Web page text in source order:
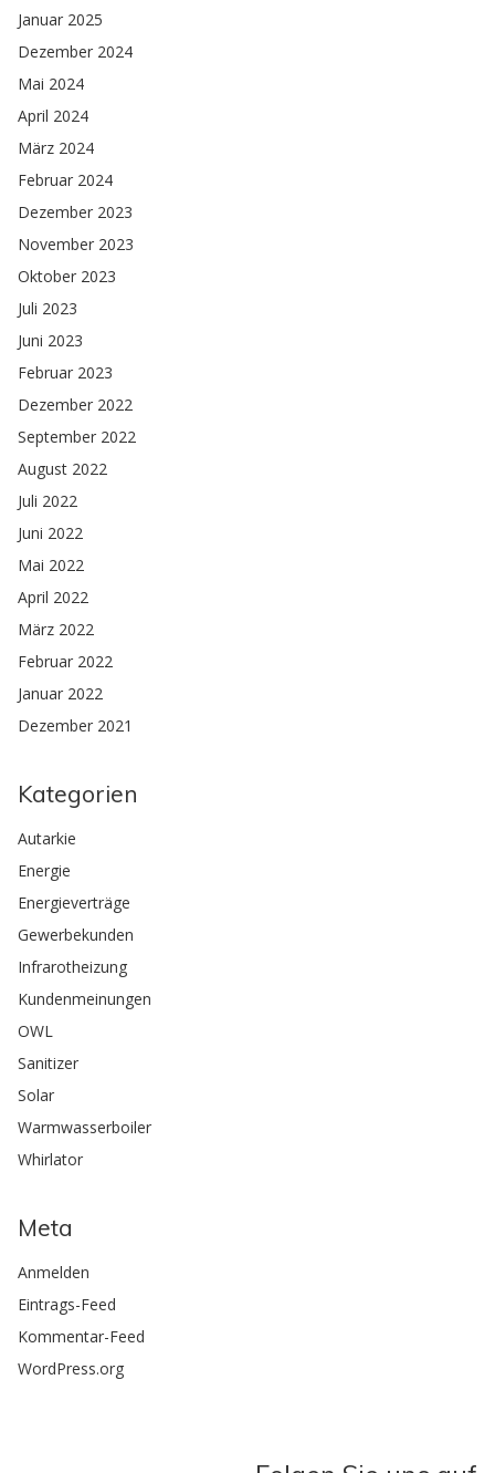
Januar 2025
Dezember 2024
Mai 2024
April 2024
März 2024
Februar 2024
Dezember 2023
November 2023
Oktober 2023
Juli 2023
Juni 2023
Februar 2023
Dezember 2022
September 2022
August 2022
Juli 2022
Juni 2022
Mai 2022
April 2022
März 2022
Februar 2022
Januar 2022
Dezember 2021
Kategorien
Autarkie
Energie
Energieverträge
Gewerbekunden
Infrarotheizung
Kundenmeinungen
OWL
Sanitizer
Solar
Warmwasserboiler
Whirlator
Meta
Anmelden
Eintrags-Feed
Kommentar-Feed
WordPress.org